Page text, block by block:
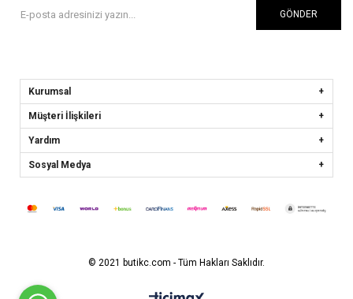
GÖNDER
Kurumsal
Müşteri İlişkileri
Yardım
Sosyal Medya
© 2021 butikc.com - Tüm Hakları Saklıdır.